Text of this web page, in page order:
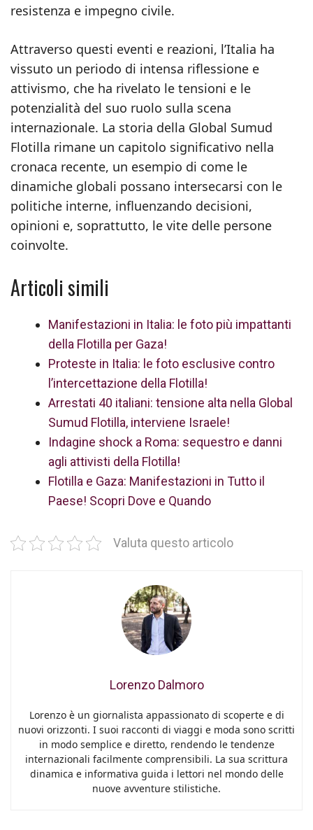
resistenza e impegno civile.
Attraverso questi eventi e reazioni, l’Italia ha
vissuto un periodo di intensa riflessione e
attivismo, che ha rivelato le tensioni e le
potenzialità del suo ruolo sulla scena
internazionale. La storia della Global Sumud
Flotilla rimane un capitolo significativo nella
cronaca recente, un esempio di come le
dinamiche globali possano intersecarsi con le
politiche interne, influenzando decisioni,
opinioni e, soprattutto, le vite delle persone
coinvolte.
Articoli simili
Manifestazioni in Italia: le foto più impattanti
della Flotilla per Gaza!
Proteste in Italia: le foto esclusive contro
l’intercettazione della Flotilla!
Arrestati 40 italiani: tensione alta nella Global
Sumud Flotilla, interviene Israele!
Indagine shock a Roma: sequestro e danni
agli attivisti della Flotilla!
Flotilla e Gaza: Manifestazioni in Tutto il
Paese! Scopri Dove e Quando
Valuta questo articolo
Lorenzo Dalmoro
Lorenzo è un giornalista appassionato di scoperte e di
nuovi orizzonti. I suoi racconti di viaggi e moda sono scritti
in modo semplice e diretto, rendendo le tendenze
internazionali facilmente comprensibili. La sua scrittura
dinamica e informativa guida i lettori nel mondo delle
nuove avventure stilistiche.